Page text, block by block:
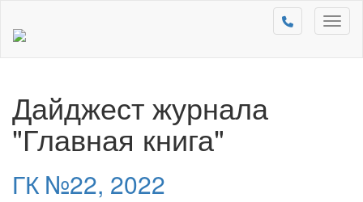
Дайджест журнала
"Главная книга"
ГК №22, 2022